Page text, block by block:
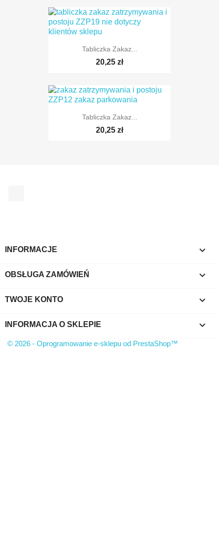
Tabliczka Zakaz...
20,25 zł
Tabliczka Zakaz...
20,25 zł
INFORMACJE 
OBSŁUGA ZAMÓWIEŃ 
TWOJE KONTO 
INFORMACJA O SKLEPIE keyboard_arrow_down
© 2026 - Oprogramowanie e-sklepu od PrestaShop™